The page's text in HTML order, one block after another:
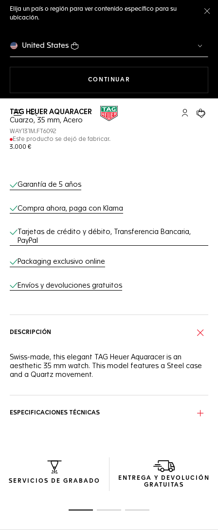
Elija un país o región para ver contenido específico para su
ubicación.
United States
CONTINUAR
Abrir el menú de búsqueda Cuenta Mi
Su
TAG HEUER AQUARACER
Cuarzo, 35 mm, Acero
WAY131M.FT6092
Este producto se dejó de fabricar.
3.000 €
Servicios online
Garantía de 5 años
Compra ahora, paga con Klarna
Tarjetas de crédito y débito, Transferencia Bancaria,
PayPal
Packaging exclusivo online
Envíos y devoluciones gratuitos
DESCRIPCIÓN
Swiss-made, this elegant TAG Heuer Aquaracer is an
aesthetic 35 mm watch. This model features a Steel case
and a Quartz movement.
ESPECIFICACIONES TÉCNICAS
SERVICIOS DE GRABADO
ENTREGA Y DEVOLUCIÓN
GRATUITAS